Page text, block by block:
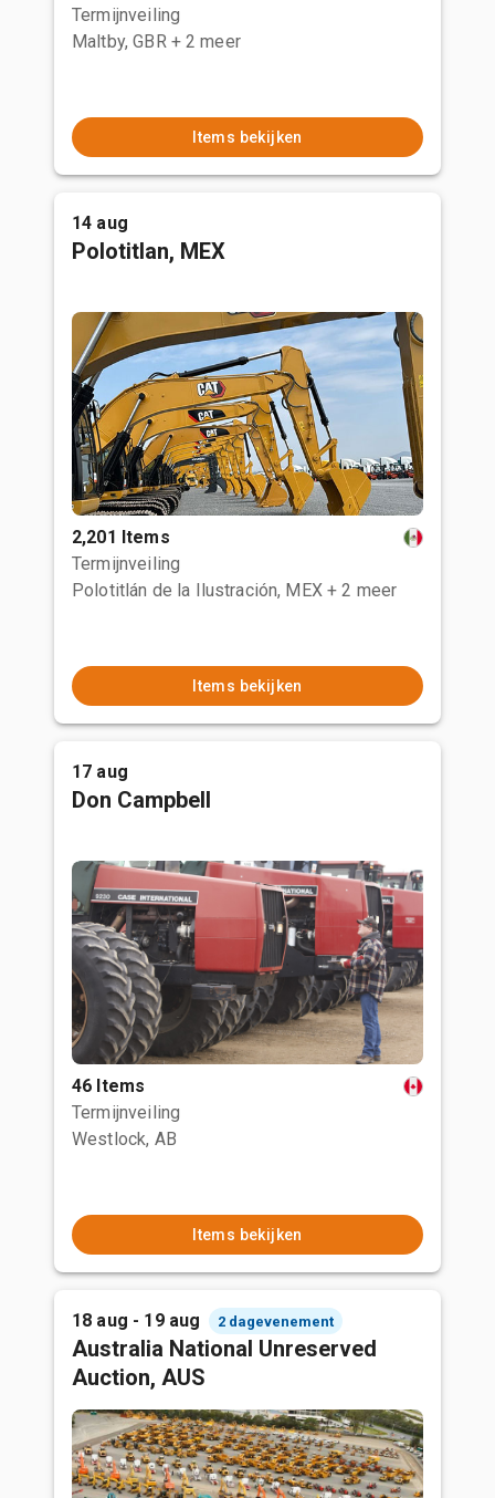
Termijnveiling
Maltby, GBR + 2 meer
Items bekijken
14 aug
Polotitlan, MEX
2,201 Items
Termijnveiling
Polotitlán de la Ilustración, MEX + 2 meer
Items bekijken
17 aug
Don Campbell
46 Items
Termijnveiling
Westlock, AB
Items bekijken
18 aug - 19 aug 2 dagevenement
Australia National Unreserved
Auction, AUS